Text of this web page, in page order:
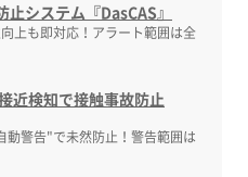
システム『DasCAS』
上も即対応！アラート範囲は全
近検知で接触事故防止
警告"で未然防止！警告範囲は